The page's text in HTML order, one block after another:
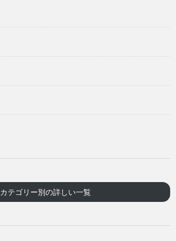
カテゴリー別の詳しい一覧